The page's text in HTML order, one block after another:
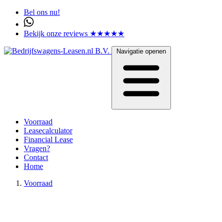
Bel ons nu!
Bekijk onze reviews ★★★★★
Navigatie openen
Voorraad
Leasecalculator
Financial Lease
Vragen?
Contact
Home
Voorraad